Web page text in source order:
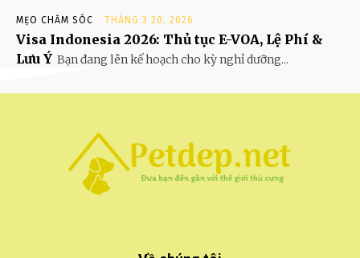
MẸO CHĂM SÓC THÁNG 3 20, 2026
Visa Indonesia 2026: Thủ tục E-VOA, Lệ Phí &
Lưu Ý Bạn đang lên kế hoạch cho kỳ nghỉ dưỡng...